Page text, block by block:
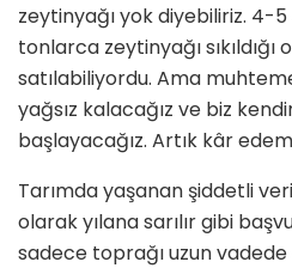
zeytinyağı yok diyebiliriz. 4-
tonlarca zeytinyağı sıkıldığı
satılabiliyordu. Ama
yağsız kalacağız ve biz
başlayacağız. Artık kâr
Tarımda yaşanan şiddetli
olarak yılana sarılır gibi
sadece toprağı uzun